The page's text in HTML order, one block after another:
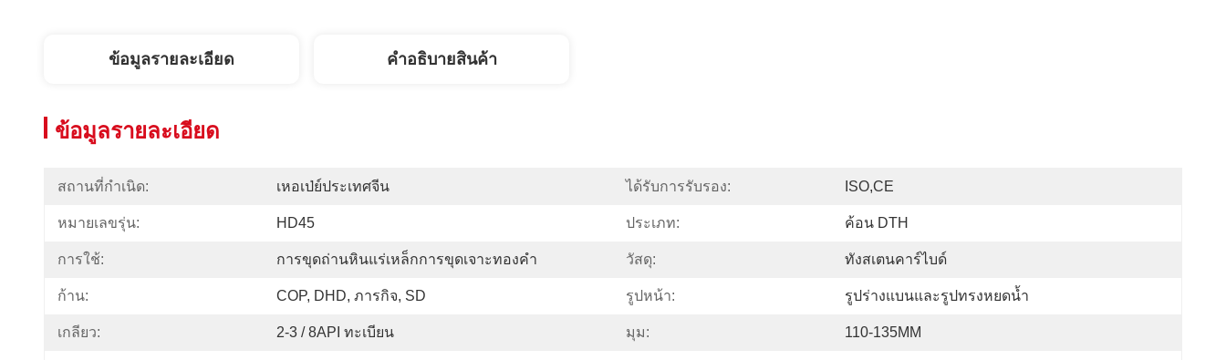
ข้อมูลรายละเอียด คําอธิบายสินค้า
ข้อมูลรายละเอียด
สถานที่กำเนิด: เหอเป่ย์ประเทศจีน ได้รับการรับรอง: ISO,CE
หมายเลขรุ่น: HD45 ประเภท: ค้อน DTH
การใช้: การขุดถ่านหินแร่เหล็กการขุดเจาะทองคำ วัสดุ: ทังสเตนคาร์ไบด์
ก้าน: COP, DHD, ภารกิจ, SD รูปหน้า: รูปร่างแบนและรูปทรงหยดน้ำ
เกลียว: 2-3 / 8API ทะเบียน มุม: 110-135MM